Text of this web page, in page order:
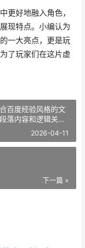
更好地融入角色，
现特点。小编认为
一大亮点，更是玩
了玩家们在这片虚
百度经验风格的文
落内容和逻辑关系
感关键词。全文字
2026-04-11
下一篇 »